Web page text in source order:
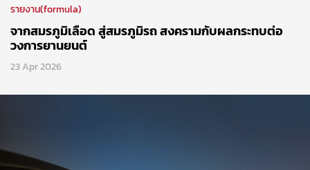
รายงาน(formula)
จากสมรภูมิเลือด สู่สมรภูมิรถ สงครามกับผลกระทบต่อ
วงการยานยนต์
23 Apr 2026